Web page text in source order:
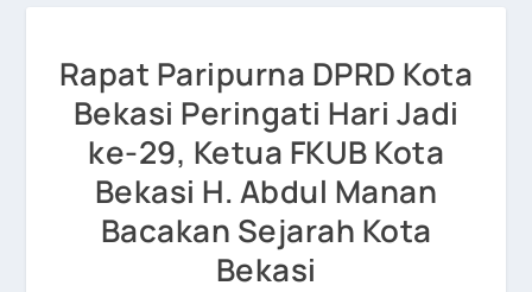
Rapat Paripurna DPRD Kota
Bekasi Peringati Hari Jadi
ke-29, Ketua FKUB Kota
Bekasi H. Abdul Manan
Bacakan Sejarah Kota
Bekasi